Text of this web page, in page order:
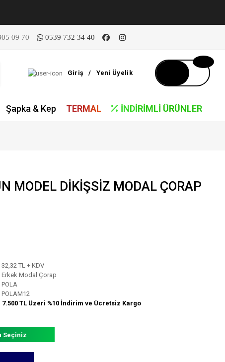
09 70 0539 732 34 40
Giriş / Yeni Üyelik
Şapka & Kep TERMAL İNDIRIMLI ÜRÜNLER
MODEL DİKİŞSİZ MODAL ÇORAP
32,32 TL + KDV
Erkek Modal Çorap
POLA
POLAM12
7.500 TL Üzeri %10 İndirim ve Ücretsiz Kargo
Seçiniz